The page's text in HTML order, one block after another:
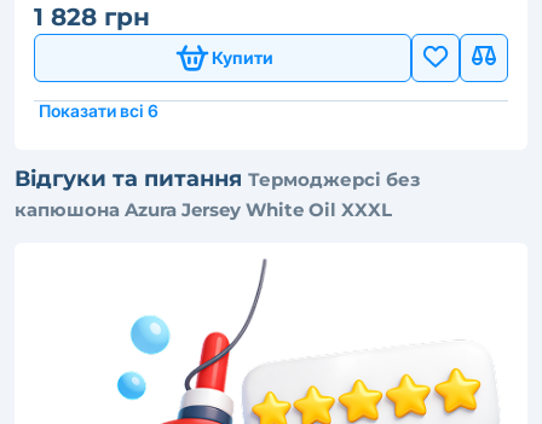
1 828 грн
Купити
Показати всі 6
Відгуки та питання Термоджерсі без
капюшона Azura Jersey White Oil XXXL